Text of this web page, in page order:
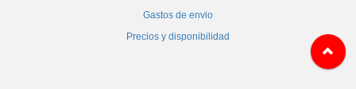
Gastos de envio
Precios y disponibilidad